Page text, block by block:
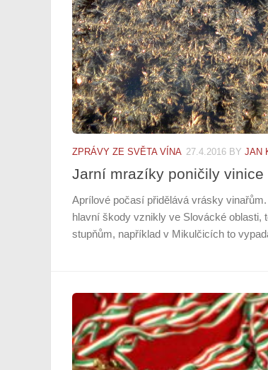
ZPRÁVY ZE SVĚTA VÍNA 27.4.2016 BY JAN
Jarní mrazíky poničily vinice
Aprílové počasí přidělává vrásky
hlavní škody vznikly ve Slovácké
stupňům, například v Mikulčicích to